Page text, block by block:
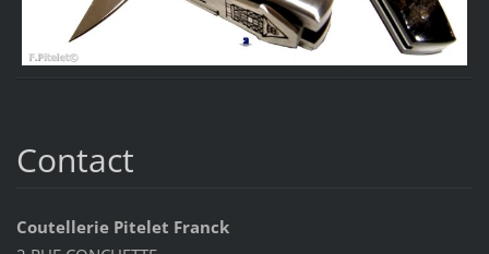
Contact
Coutellerie Pitelet Franck